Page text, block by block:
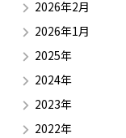
2026年2月
2026年1月
2025年
2024年
2023年
2022年